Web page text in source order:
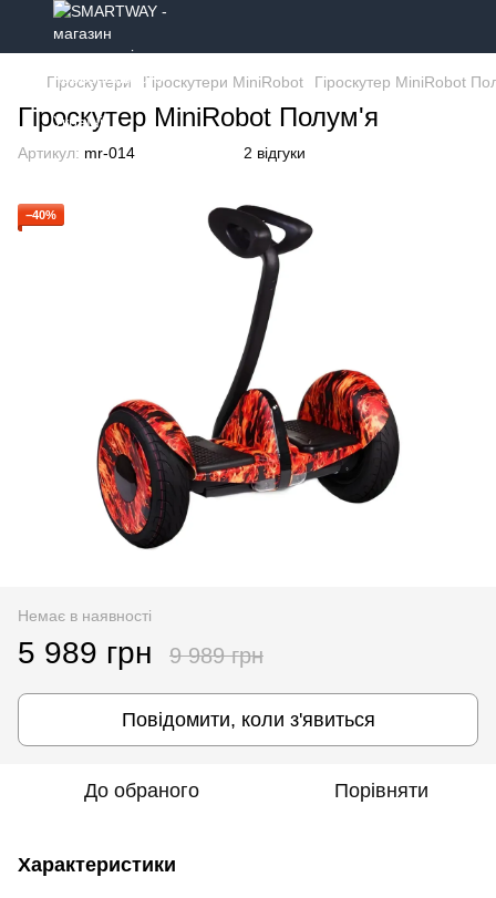
Гіроскутери Гіроскутери MiniRobot Гіроскутер MiniRobot
Гіроскутер MiniRobot Полум'я
Артикул: mr-014 2 відгуки
−40%
Немає в наявності
5 989 грн 9 989 грн
Повідомити, коли з'явиться
До обраного Порівняти
Характеристики